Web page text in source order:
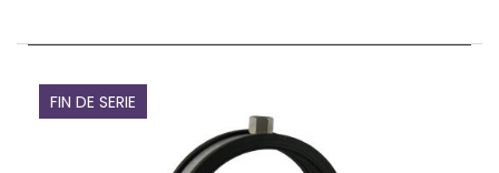
FIN DE SERIE